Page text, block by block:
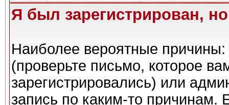
Я был зарегистрирован,
Наиболее вероятные
(проверьте письмо, которое
зарегистрировались) или
запись по каким-то причинам.